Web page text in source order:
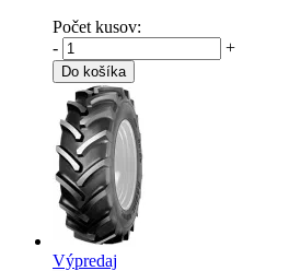
Počet kusov:
-
+
Do košíka
Výpredaj